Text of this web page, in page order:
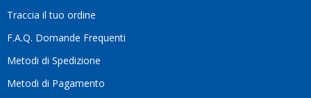
Traccia il tuo ordine
F.A.Q. Domande Frequenti
Metodi di Spedizione
Metodi di Pagamento